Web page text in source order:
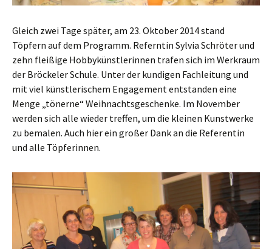
Gleich zwei Tage später, am 23. Oktober 2014 stand
Töpfern auf dem Programm. Referntin Sylvia Schröter und
zehn fleißige Hobbykünstlerinnen trafen sich im Werkraum
der Bröckeler Schule. Unter der kundigen Fachleitung und
mit viel künstlerischem Engagement entstanden eine
Menge „tönerne“ Weihnachtsgeschenke. Im November
werden sich alle wieder treffen, um die kleinen Kunstwerke
zu bemalen. Auch hier ein großer Dank an die Referentin
und alle Töpferinnen.